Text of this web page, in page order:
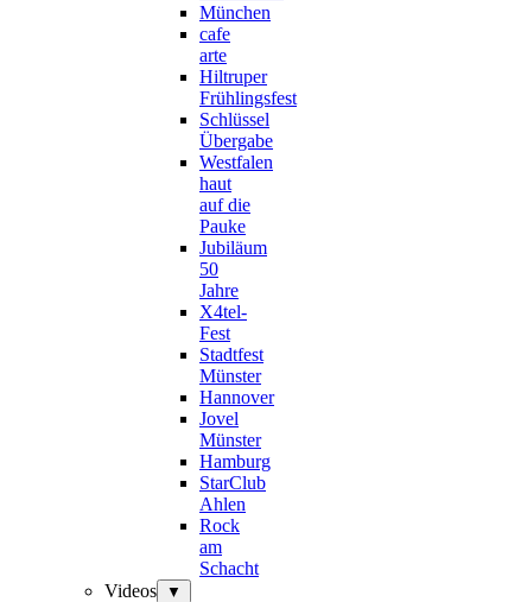
München
cafe
arte
Hiltruper
Frühlingsfest
Schlüssel
Übergabe
Westfalen
haut
auf die
Pauke
Jubiläum
50
Jahre
X4tel-
Fest
Stadtfest
Münster
Hannover
Jovel
Münster
Hamburg
StarClub
Ahlen
Rock
am
Schacht
Videos
▼